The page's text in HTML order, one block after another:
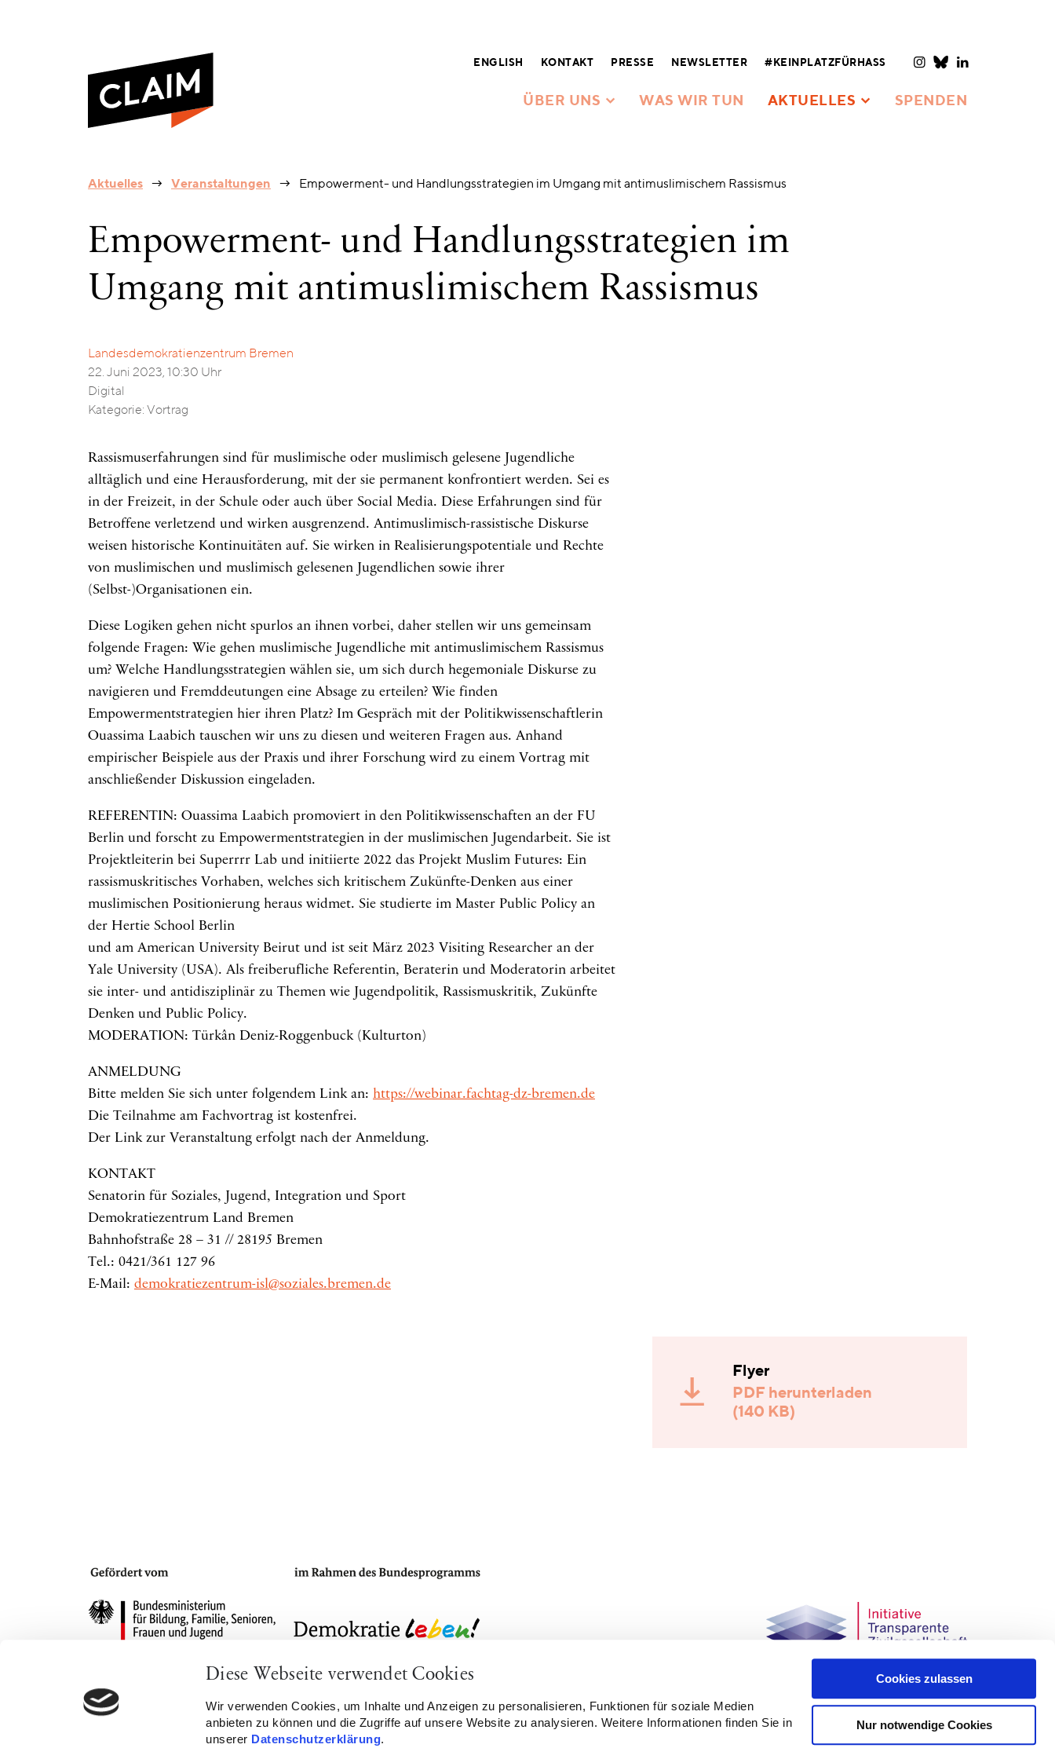
Diese Webseite verwendet Cookies
Wir verwenden Cookies, um Inhalte und Anzeigen zu personalisieren, Funktionen für soziale Medien
anbieten zu können und die Zugriffe auf unsere Website zu analysieren. Weitere Informationen finden Sie in
unserer Datenschutzerklärung.
Cookies zulassen
Nur notwendige Cookies
ENGLISH KONTAKT PRESSE NEWSLETTER #KEINPLATZFÜRHASS
ÜBER UNS WAS WIR TUN AKTUELLES SPENDEN
antimuslimischem
Aktuelles Veranstaltungen Empowerment- und Handlungsstrategien im Umgang mit antimuslimischem Rassismus
Empowerment- und Handlungsstrategien im
Umgang mit antimuslimischem Rassismus
Landesdemokratienzentrum Bremen
22. Juni 2023, 10:30 Uhr
Digital
Kategorie: Vortrag
Rassismuserfahrungen sind für muslimische oder muslimisch gelesene Jugendliche
alltäglich und eine Herausforderung, mit der sie permanent konfrontiert werden. Sei es
in der Freizeit, in der Schule oder auch über Social Media. Diese Erfahrungen sind für
Betroffene verletzend und wirken ausgrenzend. Antimuslimisch-rassistische Diskurse
weisen historische Kontinuitäten auf. Sie wirken in Realisierungspotentiale und Rechte
von muslimischen und muslimisch gelesenen Jugendlichen sowie ihrer
(Selbst-)Organisationen ein.
Diese Logiken gehen nicht spurlos an ihnen vorbei, daher stellen wir uns gemeinsam
folgende Fragen: Wie gehen muslimische Jugendliche mit antimuslimischem Rassismus
um? Welche Handlungsstrategien wählen sie, um sich durch hegemoniale Diskurse zu
navigieren und Fremddeutungen eine Absage zu erteilen? Wie finden
Empowermentstrategien hier ihren Platz? Im Gespräch mit der Politikwissenschaftlerin
Ouassima Laabich tauschen wir uns zu diesen und weiteren Fragen aus. Anhand
empirischer Beispiele aus der Praxis und ihrer Forschung wird zu einem Vortrag mit
anschließender Diskussion eingeladen.
REFERENTIN: Ouassima Laabich promoviert in den Politikwissenschaften an der FU
Berlin und forscht zu Empowermentstrategien in der muslimischen Jugendarbeit. Sie ist
Projektleiterin bei Superrrr Lab und initiierte 2022 das Projekt Muslim Futures: Ein
rassismuskritisches Vorhaben, welches sich kritischem Zukünfte-Denken aus einer
muslimischen Positionierung heraus widmet. Sie studierte im Master Public Policy an
der Hertie School Berlin
und am American University Beirut und ist seit März 2023 Visiting Researcher an der
Yale University (USA). Als freiberufliche Referentin, Beraterin und Moderatorin arbeitet
sie inter- und antidisziplinär zu Themen wie Jugendpolitik, Rassismuskritik, Zukünfte
Denken und Public Policy.
MODERATION: Türkân Deniz-Roggenbuck (Kulturton)
ANMELDUNG
Bitte melden Sie sich unter folgendem Link an: https://webinar.fachtag-dz-bremen.de
Die Teilnahme am Fachvortrag ist kostenfrei.
Der Link zur Veranstaltung erfolgt nach der Anmeldung.
KONTAKT
Senatorin für Soziales, Jugend, Integration und Sport
Demokratiezentrum Land Bremen
Bahnhofstraße 28 – 31 // 28195 Bremen
Tel.: 0421/361 127 96
E-Mail: demokratiezentrum-isl@soziales.bremen.de
Flyer
PDF herunterladen
(140 KB)
Impressum Datenschutz Cookie-Einstellungen Kontakt CLAIM – Allianz gegen Islam- und Muslimfeindlichkeit